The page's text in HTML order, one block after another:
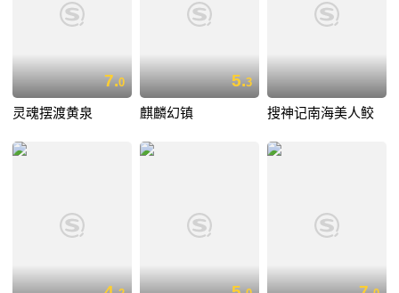
7.0
灵魂摆渡黄泉
5.3
麒麟幻镇 搜神记南海美人鲛